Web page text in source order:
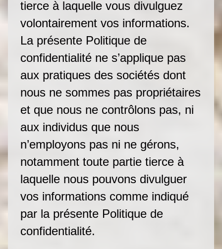
tierce à laquelle vous divulguez
volontairement vos informations.
La présente Politique de
confidentialité ne s’applique pas
aux pratiques des sociétés dont
nous ne sommes pas propriétaires
et que nous ne contrôlons pas, ni
aux individus que nous
n’employons pas ni ne gérons,
notamment toute partie tierce à
laquelle nous pouvons divulguer
vos informations comme indiqué
par la présente Politique de
confidentialité.